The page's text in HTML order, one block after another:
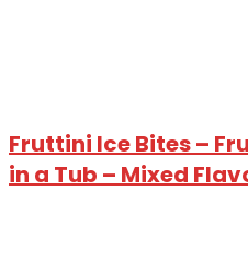
Fruttini Ice Bites –
in a Tub – Mixed